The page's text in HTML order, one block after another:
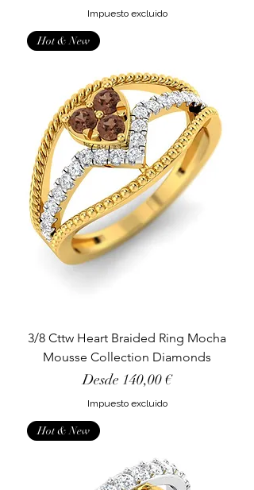
Impuesto excluido
Hot & New
3/8 Cttw Heart Braided Ring Mocha
Mousse Collection Diamonds
Desde 140,00 €
Precio de oferta
Impuesto excluido
Hot & New